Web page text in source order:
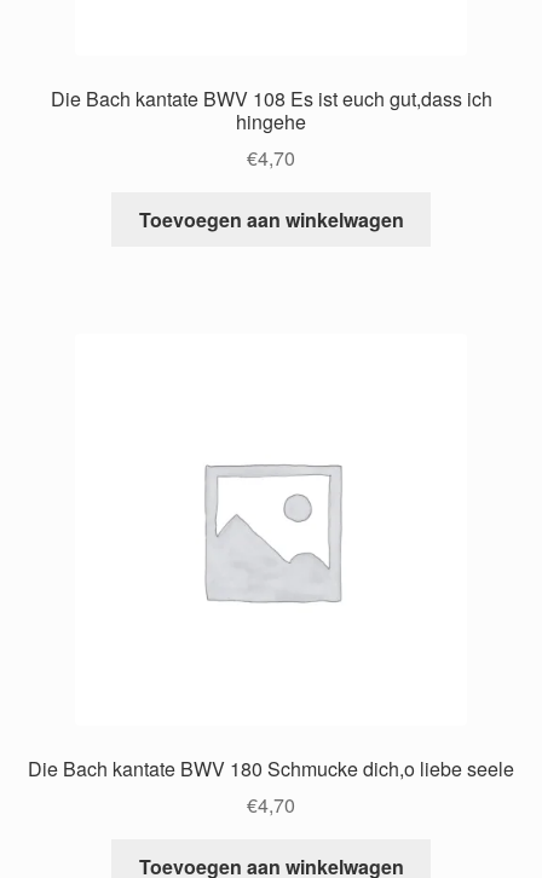
Die Bach kantate BWV 108 Es ist euch gut,dass ich
hingehe
€4,70
Toevoegen aan winkelwagen
Die Bach kantate BWV 180 Schmucke dich,o liebe seele
€4,70
Toevoegen aan winkelwagen